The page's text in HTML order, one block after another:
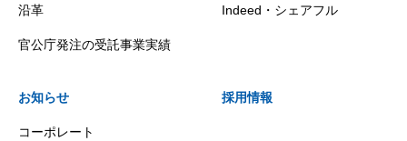
沿革
官公庁発注の受託事業実績
Indeed・シェアフル
お知らせ
コーポレート
採用情報